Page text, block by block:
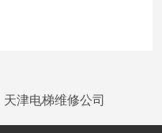
天津电梯维修公司